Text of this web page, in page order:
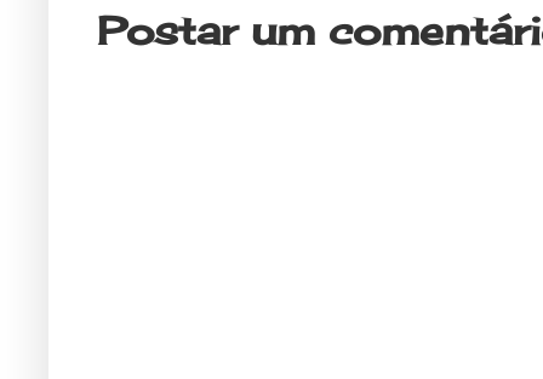
Postar um